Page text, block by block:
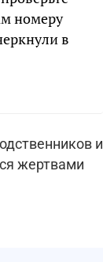
номеру
в
и
жертвами